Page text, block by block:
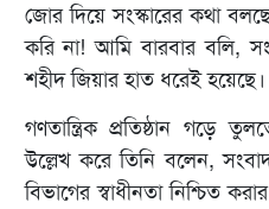
জোর দিয়ে সংস্কারের কথা
করি না! আমি বারবার বলি,
শহীদ জিয়ার হাত ধরেই হয়েছে।
গণতান্ত্রিক প্রতিষ্ঠান গড়ে
উল্লেখ করে তিনি বলেন,
বিভাগের স্বাধীনতা নিশ্চিত